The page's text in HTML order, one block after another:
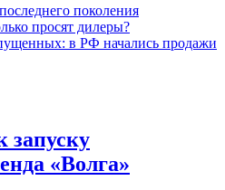
поколения
просят дилеры?
в РФ начались продажи
запуску
«Волга»